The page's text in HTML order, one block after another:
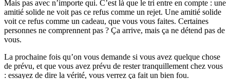
Mais pas avec n’importe qui. C’est là que le tri entre en compte : une
amitié solide ne voit pas ce refus comme un rejet. Une amitié solide
voit ce refus comme un cadeau, que vous vous faites. Certaines
personnes ne comprennent pas ? Ça arrive, mais ça ne détend pas de
vous.
La prochaine fois qu’on vous demande si vous avez quelque chose
de prévu, et que vous avez prévu de rester tranquillement chez vous
: essayez de dire la vérité, vous verrez ça fait un bien fou.